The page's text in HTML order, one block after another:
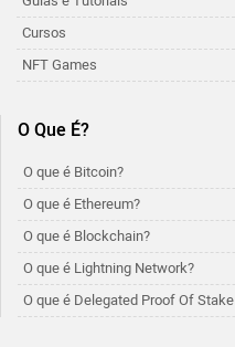
Cursos
NFT Games
O Que É?
O que é Bitcoin?
O que é Ethereum?
O que é Blockchain?
O que é Lightning Network?
O que é Delegated Proof Of Stake